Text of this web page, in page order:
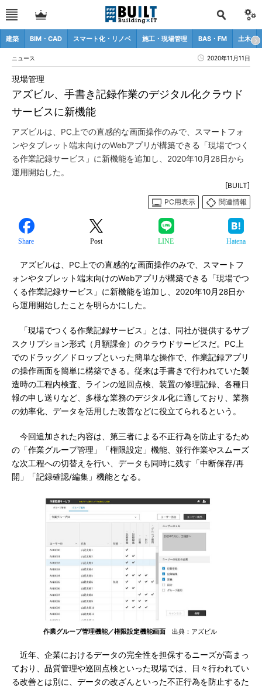
建築 BIM・CAD スマート化・リノベ 施工・現場管理 BAS・FM 土木
ニュース 2020年11月11日
アズビル、手書き記録作業のデジタル化クラウド
サービスに新機能
現場管理
アズビルは、PC上での直感的な画面操作のみで、スマートフォ
ンやタブレット端末向けのWebアプリが構築できる「現場でつく
る作業記録サービス」に新機能を追加し、2020年10月28日から
運用開始した。
[BUILT]
PC用表示
関連情報
Share Post LINE Hatena
アズビルは、PC上での直感的な画面操作のみで、スマートフ
ォンやタブレット端末向けのWebアプリが構築できる「現場でつ
くる作業記録サービス」に新機能を追加し、2020年10月28日か
ら運用開始したことを明らかにした。
「現場でつくる作業記録サービス」とは、同社が提供するサブ
スクリプション形式（月額課金）のクラウドサービスだ。PC上
でのドラッグ／ドロップといった簡単な操作で、作業記録アプリ
の操作画面を簡単に構築できる。従来は手書きで行われていた製
造時の工程内検査、ラインの巡回点検、装置の修理記録、各種日
報の申し送りなど、多様な業務のデジタル化に適しており、業務
の効率化、データを活用した改善などに役立てられるという。
今回追加された内容は、第三者による不正行為を防止するため
の「作業グループ管理」「権限設定」機能、並行作業やスムーズ
な次工程への切替えを行い、データも同時に残す「中断保存/再
開」「記録確認/編集」機能となる。
作業グループ管理機能／権限設定機能画面 出典：アズビル
近年、企業におけるデータの完全性を担保するニーズが高まっ
ており、品質管理や巡回点検といった現場では、日々行われてい
る改善とは別に、データの改ざんといった不正行為を防止するた